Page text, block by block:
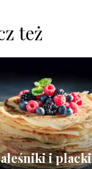
też
i placki